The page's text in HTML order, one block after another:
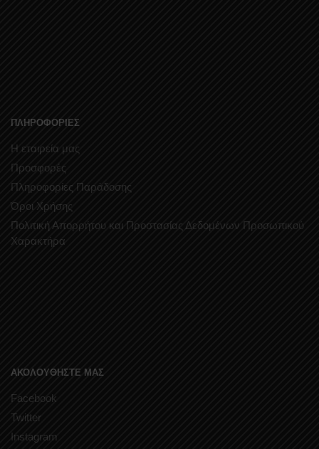
ΠΛΗΡΟΦΟΡΙΕΣ
Η εταιρεία μας
Προσφορές
Πληροφορίες Παράδοσης
Όροι Χρήσης
Πολιτική Απορρήτου και Προστασίας Δεδομένων Προσωπικού
Χαρακτήρα
ΑΚΟΛΟΥΘΗΣΤΕ ΜΑΣ
Facebook
Twitter
Instagram